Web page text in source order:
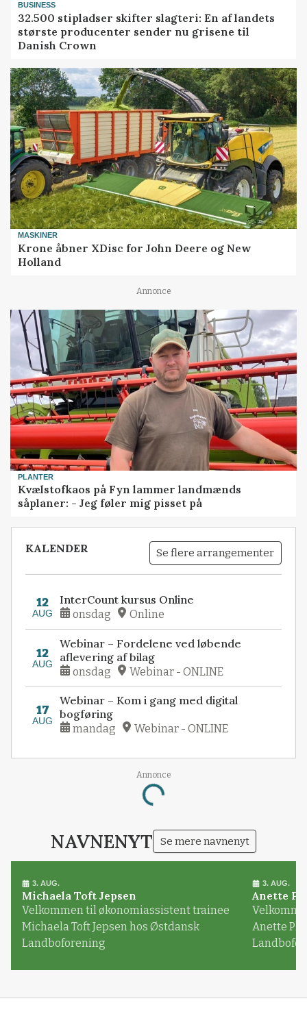
BUSINESS
32.500 stipladser skifter slagteri: En af landets
største producenter sender nu grisene til
Danish Crown
MASKINER
Krone åbner XDisc for John Deere og New
Holland
Annonce
PLANTER
Kvælstofkaos på Fyn lammer landmænds
såplaner: - Jeg føler mig pisset på
KALENDER Se flere arrangementer
12
AUG
InterCount kursus Online
onsdag Online
12
AUG
Webinar – Fordelene ved løbende
aflevering af bilag
onsdag Webinar - ONLINE
17
AUG
Webinar – Kom i gang med digital
bogføring
mandag Webinar - ONLINE
Annonce
Loading...
NAVNENYT Se mere navnenyt
3. AUG.
Michaela Toft Jepsen
Velkommen til økonomiassistent trainee
Michaela Toft Jepsen hos Østdansk
Landboforening
3. AUG.
Anette
Anette